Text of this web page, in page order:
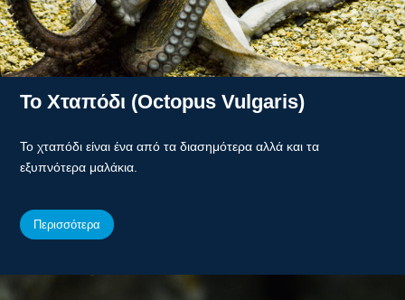
Το Χταπόδι (Octopus Vulgaris)
Το χταπόδι είναι ένα από τα διασημότερα αλλά και τα
εξυπνότερα μαλάκια.
Περισσότερα